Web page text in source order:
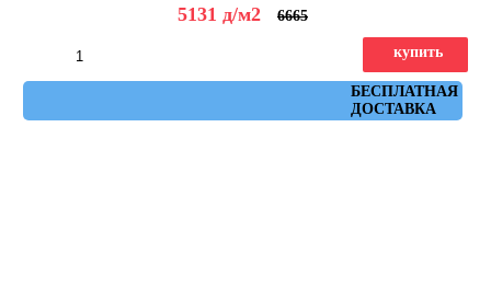
5131 д/м2 6665
БЕСПЛАТНАЯ
ДОСТАВКА
купить